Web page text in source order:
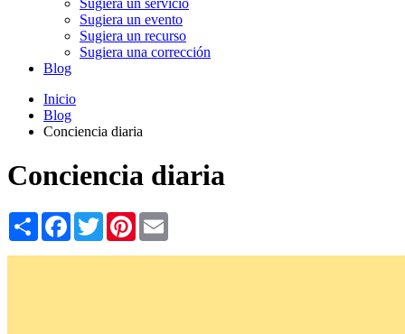
Sugiera un evento
Sugiera un recurso
Sugiera una corrección
Blog
Inicio
Blog
Conciencia diaria
Conciencia diaria
Share Facebook
TwitterPinterest